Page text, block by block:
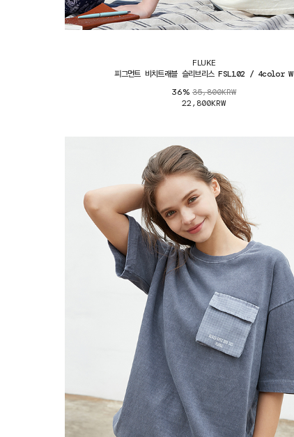
FLUKE
피그먼트 비치트래블 슬리브리스 FSL102 / 4color W
36% 35,800KRW
22,800KRW